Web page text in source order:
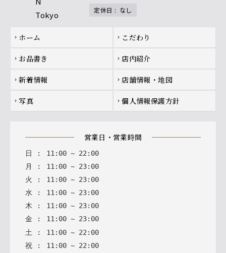
定休日 : なし
Footer navigation
chevron_right ホーム chevron_right こだわり
chevron_right お品書き chevron_right 店内紹介
chevron_right 新着情報 chevron_right 店舗情報・地図
chevron_right 写真 chevron_right 個人情報保護方針
営業日・営業時間
日 : 11 : 00 ~ 22 : 00
月
: 11 : 00 ~ 23: 00
火
: 11 : 00 ~ 23: 00
水 : 11 : 00 ~ 23: 00
木 : 11 : 00 ~ 23: 00
金 : 11: 00 ~ 23: 00
土 : 11 : 00 ~ 22 : 00
祝 : 11 : 00 ~ 22 : 00